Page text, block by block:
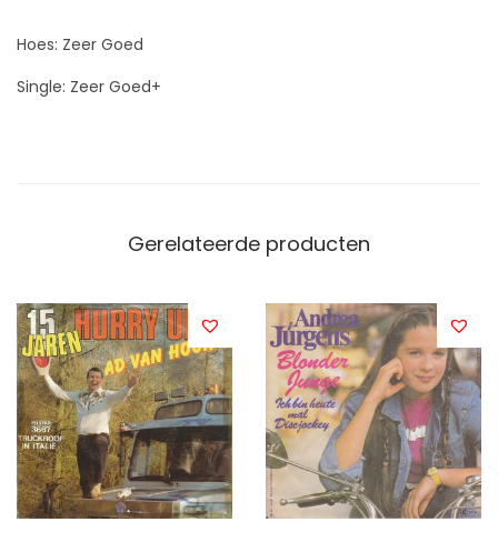
Hoes: Zeer Goed
Single: Zeer Goed+
Gerelateerde producten